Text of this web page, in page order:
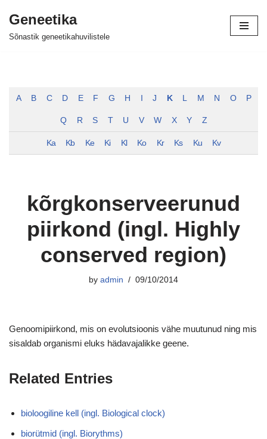
Skip
Geneetika
Sõnastik geneetikahuvilistele
A B C D E F G H J K L M N O P
Q R S T U V W X Y Z
Ka Kb Ke Ki Kl Ko Kr Ks Ku Kv
kõrgkonserveerunud
piirkond (ingl. Highly
conserved region)
by admin 09/10/2014
Genoomipiirkond, mis on evolutsioonis vähe muutunud ning mis
sisaldab organismi eluks hädavajalikke geene.
Related Entries
bioloogiline kell (ingl. Biological clock)
biorütmid (ingl. Biorythms)